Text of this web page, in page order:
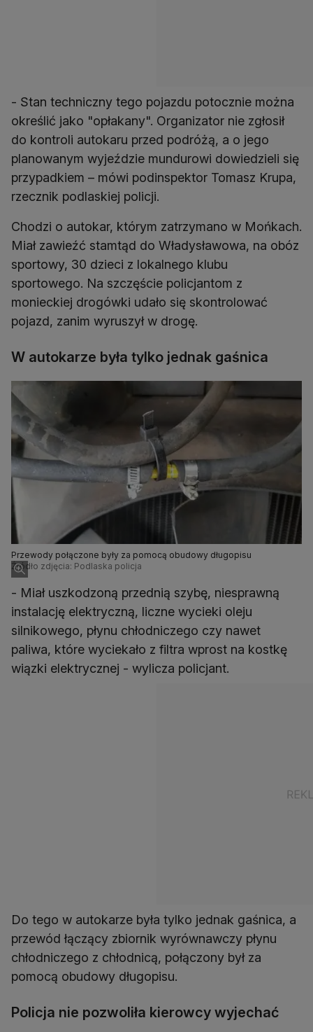
- Stan techniczny tego pojazdu potocznie można
określić jako "opłakany". Organizator nie zgłosił
do kontroli autokaru przed podróżą, a o jego
planowanym wyjeździe mundurowi dowiedzieli się
przypadkiem – mówi podinspektor Tomasz Krupa,
rzecznik podlaskiej policji.
Chodzi o autokar, którym zatrzymano w Mońkach.
Miał zawieźć stamtąd do Władysławowa, na obóz
sportowy, 30 dzieci z lokalnego klubu
sportowego. Na szczęście policjantom z
monieckiej drogówki udało się skontrolować
pojazd, zanim wyruszył w drogę.
W autokarze była tylko jednak gaśnica
Przewody połączone były za pomocą obudowy długopisu
Źródło zdjęcia: Podlaska policja
- Miał uszkodzoną przednią szybę, niesprawną
instalację elektryczną, liczne wycieki oleju
silnikowego, płynu chłodniczego czy nawet
paliwa, które wyciekało z filtra wprost na kostkę
wiązki elektrycznej - wylicza policjant.
Do tego w autokarze była tylko jednak gaśnica, a
przewód łączący zbiornik wyrównawczy płynu
chłodniczego z chłodnicą, połączony był za
pomocą obudowy długopisu.
Policja nie pozwoliła kierowcy wyjechać